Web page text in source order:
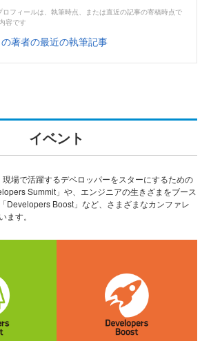
ロフィールは、執筆時点、または直近の記事の寄稿時点で
容です
の著者の最近の執筆記事
イベント
場で活躍するデベロッパーをスターにするための
Summit」や、エンジニアの生きざまをブース
Developers Boost」など、さまざまなカンファレ
ます。